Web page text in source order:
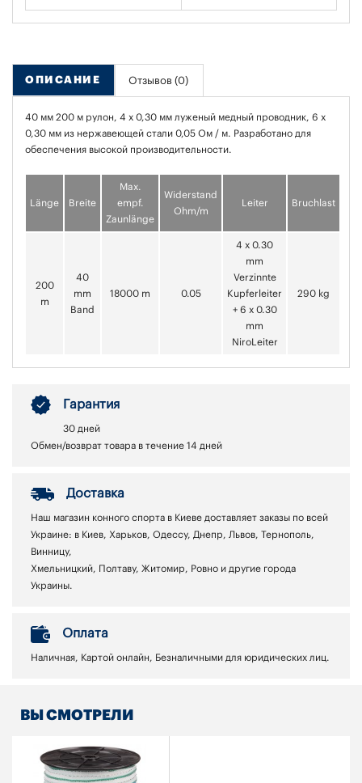
ОПИСАНИЕ Отзывов (0)
40 мм 200 м рулон, 4 х 0,30 мм луженый медный проводник, 6 х
0,30 мм из нержавеющей стали 0,05 Ом / м. Разработано для
обеспечения высокой производительности.
Länge Breite
Max.
empf.
Zaunlänge
Widerstand
Ohm/m
Leiter Bruchlast
200
m
40
mm
Band
18000 m 0.05
4 x 0.30
mm
Verzinnte
Kupferleiter
+ 6 x 0.30
mm
NiroLeiter
290 kg
Гарантия
30 дней
Обмен/возврат товара в течение 14 дней
Доставка
Наш магазин конного спорта в Киеве доставляет заказы по всей
Украине: в Киев, Харьков, Одессу, Днепр, Львов, Тернополь,
Винницу,
Хмельницкий, Полтаву, Житомир, Ровно и другие города
Украины.
Оплата
Наличная, Картой онлайн, Безналичными для юридических лиц.
ВЫ СМОТРЕЛИ